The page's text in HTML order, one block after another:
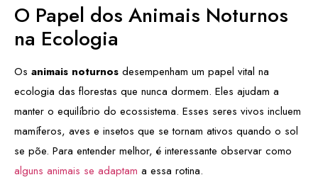
O Papel dos Animais Noturnos
na Ecologia
Os animais noturnos desempenham um papel vital na
ecologia das florestas que nunca dormem. Eles ajudam a
manter o equilíbrio do ecossistema. Esses seres vivos incluem
mamíferos, aves e insetos que se tornam ativos quando o sol
se põe. Para entender melhor, é interessante observar como
alguns animais se adaptam a essa rotina.